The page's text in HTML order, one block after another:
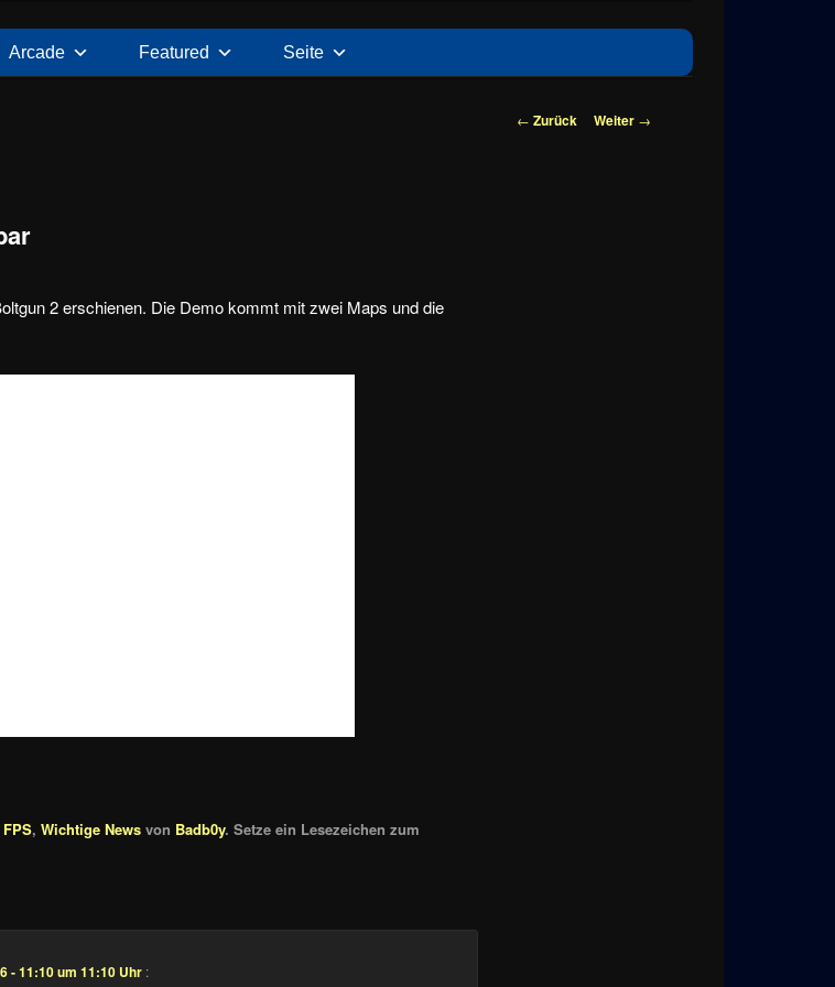
Arcade Featured Seite
Beitragsnavigation
← Zurück Weiter →
2 erschienen. Die Demo kommt mit zwei Maps und die
,Wichtige News von Badb0y. Setze ein Lesezeichen zum
- 11:10 um 11:10 Uhr :